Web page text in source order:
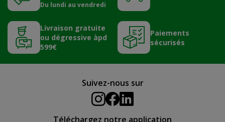
Du lundi au vendredi
Livraison gratuite
ou dégressive àpd
599€
Paiements
sécurisés
Suivez-nous sur
Téléchargez notre application